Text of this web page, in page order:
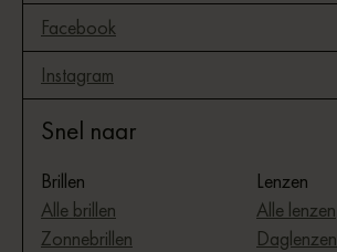
Facebook
Instagram
Snel naar
Brillen
Alle brillen
Zonnebrillen
Lenzen
Alle lenzen
Daglenzen